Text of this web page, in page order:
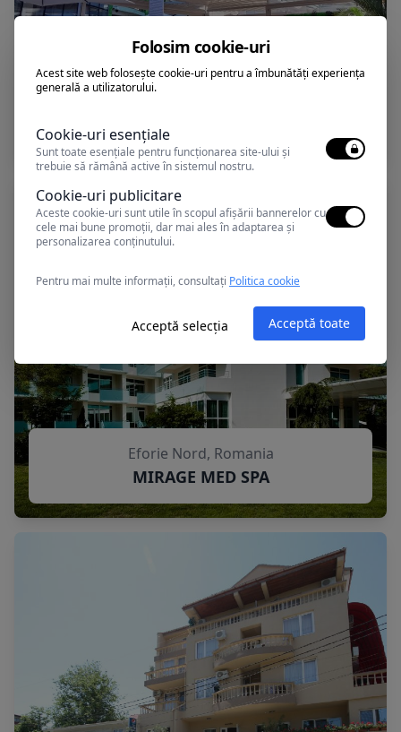
Eforie Nord, Romania
Eforie Nord, Romania
MIRAGE MED SPA
Folosim cookie-uri
Acest site web folosește cookie-uri pentru a îmbunătăți experiența
generală a utilizatorului.
Cookie-uri esențiale
Sunt toate esențiale pentru funcționarea site-ului și
trebuie să rămână active în sistemul nostru.
Cookie-uri publicitare
Aceste cookie-uri sunt utile în scopul afișării bannerelor cu
cele mai bune promoții, dar mai ales în adaptarea și
personalizarea conținutului.
Pentru mai multe informații, consultați Politica cookie
Acceptă selecția Acceptă toate